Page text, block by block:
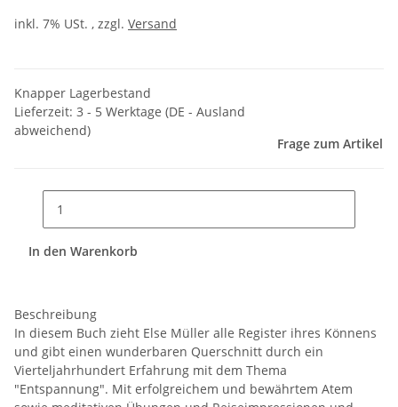
inkl. 7% USt. , zzgl. Versand
Knapper Lagerbestand
Lieferzeit: 3 - 5 Werktage (DE - Ausland
abweichend)
Frage zum Artikel
In den Warenkorb
Beschreibung
In diesem Buch zieht Else Müller alle Register ihres Könnens
und gibt einen wunderbaren Querschnitt durch ein
Vierteljahrhundert Erfahrung mit dem Thema
"Entspannung". Mit erfolgreichem und bewährtem Atem